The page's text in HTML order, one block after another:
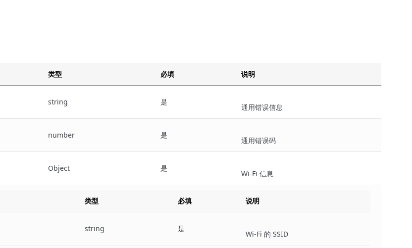
类型 必填 说明
string 是
通用错误信息
number 是
通用错误码
Object 是
Wi-Fi 信息
类型 必填 说明
string 是
Wi-Fi 的 SSID